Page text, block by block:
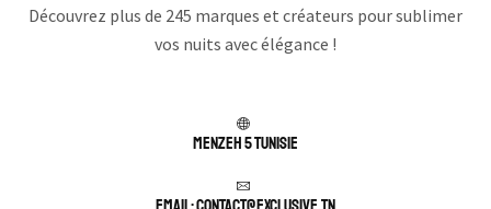
Découvrez plus de 245 marques et créateurs pour sublimer
vos nuits avec élégance !
Menzeh 5 TUNISIE